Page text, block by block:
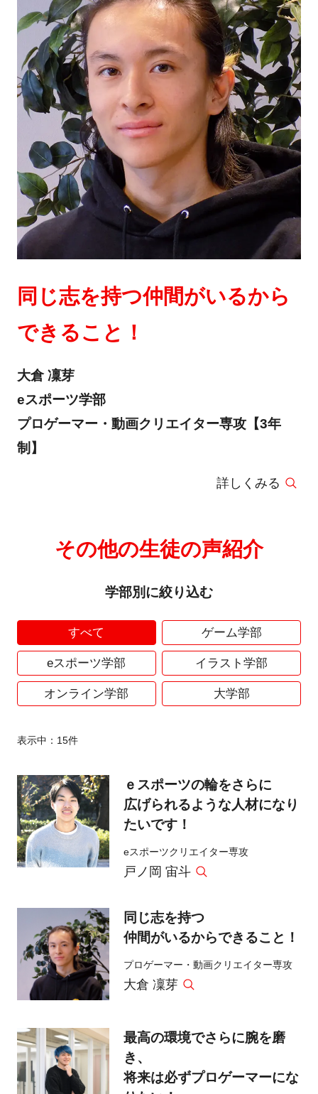
同じ志を持つ仲間がいるから
できること！
大倉 凜芽
eスポーツ学部
プロゲーマー・動画クリエイター専攻【3年
制】
詳しくみる
その他の生徒の声紹介
学部別に絞り込む
すべて ゲーム学部
eスポーツ学部 イラスト学部
オンライン学部 大学部
表示中： 15件
ｅスポーツの輪をさらに
広げられるような人材になり
たいです！
eスポーツクリエイター専攻
戸ノ岡 宙斗
同じ志を持つ
仲間がいるからできること！
プロゲーマー・動画クリエイター専攻
大倉 凜芽
最高の環境でさらに腕を磨
き、
将来は必ずプロゲーマーにな